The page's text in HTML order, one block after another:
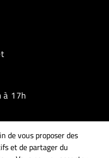
à 17h
sur-Briance|
|Roziers-Saint-
de vous proposer des
et de partager du